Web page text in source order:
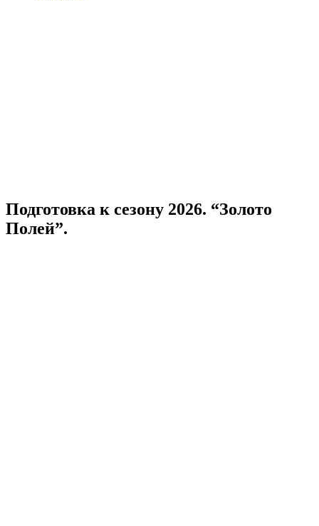
Подготовка к сезону 2026. “Золото
Полей”.